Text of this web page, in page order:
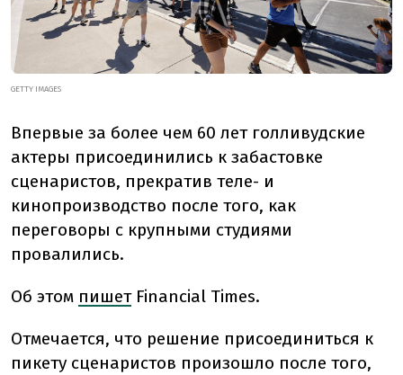
GETTY IMAGES
Впервые за более чем 60 лет голливудские
актеры присоединились к забастовке
сценаристов, прекратив теле- и
кинопроизводство после того, как
переговоры с крупными студиями
провалились.
Об этом пишетFinancial Times.
Отмечается, что решение присоединиться к
пикету сценаристов произошло после того,